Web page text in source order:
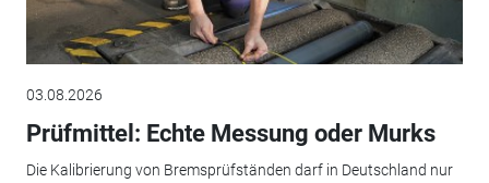
03.08.2026
Prüfmittel: Echte Messung oder Murks
Die Kalibrierung von Bremsprüfständen darf in Deutschland nur